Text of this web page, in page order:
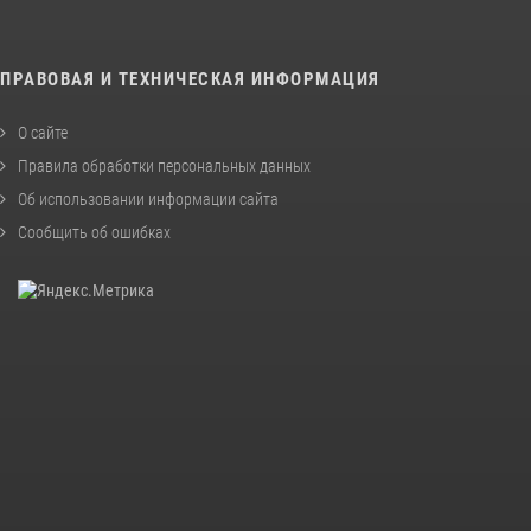
ПРАВОВАЯ И ТЕХНИЧЕСКАЯ ИНФОРМАЦИЯ
О сайте
Правила обработки персональных данных
Об использовании информации сайта
Сообщить об ошибках